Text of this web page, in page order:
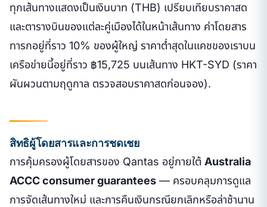
ทุกเส้นทางแสดงเป็นเงินบาท (THB) เปรียบเทียบราคาสด
และตารางบินของแต่ละคู่เมืองได้ในหน้าเส้นทาง ค่าโดยสาร
ทารกอยู่ที่ราว 10% ของผู้ใหญ่ ราคาต่ำสุดในแคชของเราบน
เครือข่ายนี้อยู่ที่ราว ฿15,725 บนเส้นทาง HKT-SYD (ราคา
ผันผวนตามฤดูกาล ตรวจสอบราคาสดก่อนจอง).
สิทธิผู้โดยสารและการชดเชย
การคุ้มครองผู้โดยสารของ Qantas อยู่ภายใต้ Australia
ACCC consumer guarantees — ครอบคลุมการดูแล
การจัดเส้นทางใหม่ และการคืนเงินกรณียกเลิกหรือล่าช้านาน